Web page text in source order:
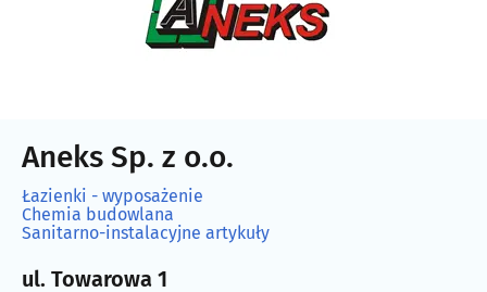
Aneks Sp. z o.o.
Łazienki - wyposażenie
Chemia budowlana
Sanitarno-instalacyjne artykuły
ul. Towarowa 1